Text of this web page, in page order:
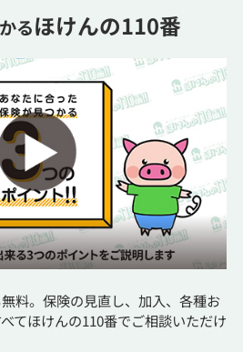
るほけんの110番
料。保険の見直し、加入、各種お
てほけんの110番でご相談いただけ